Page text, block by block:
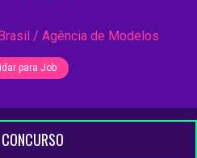
/ Agência de Modelos
para Job